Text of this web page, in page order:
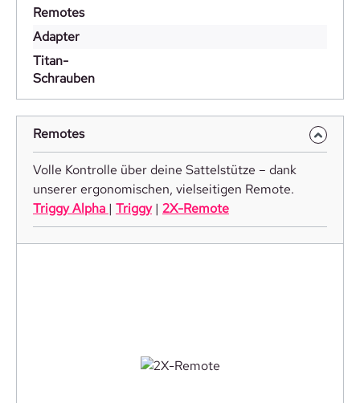
Remotes
Adapter
Titan-
Schrauben
Remotes
Volle Kontrolle über deine Sattelstütze – dank
unserer ergonomischen, vielseitigen Remote.
Triggy Alpha | Triggy| 2X-Remote